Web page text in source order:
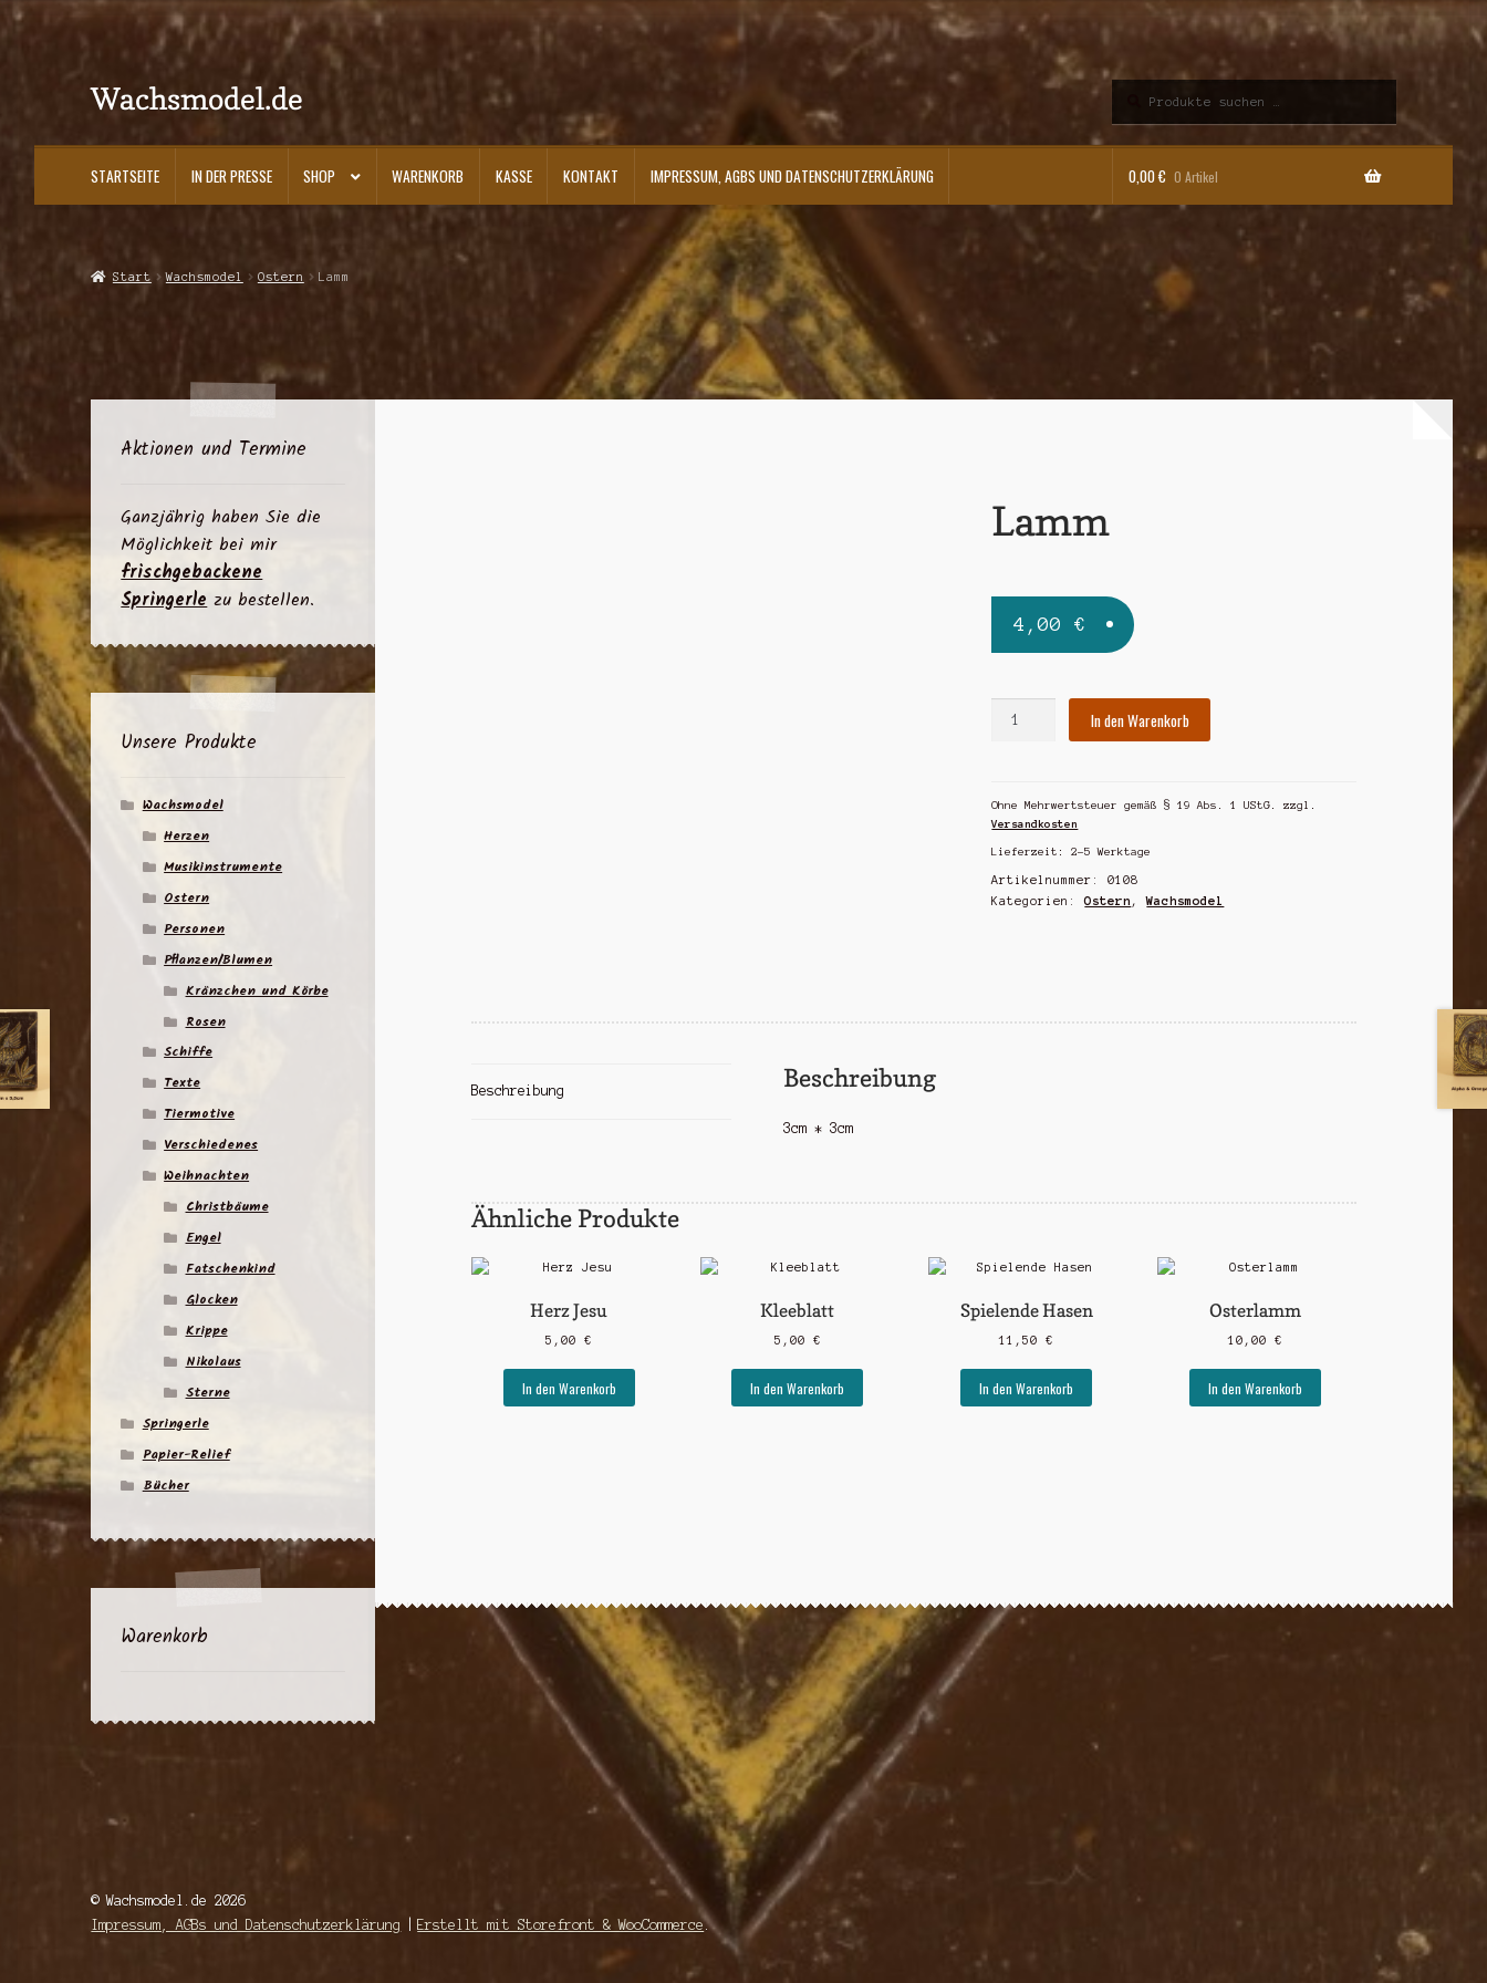
Zur
Navigation
Zum
Inhalt
Wachsmodel.de
nach:
STARTSEITE IN DER PRESSE SHOP WARENKORB KASSE KONTAKT IMPRESSUM, AGBS UND DATENSCHUTZERKLÄRUNG
Versandarten WarenkorbWiderrufsbelehrung
0,00€ 0 Artikel
Start Wachsmodel Ostern Lamm
Lamm
4,00 €
In den Warenkorb
Ohne Mehrwertsteuer gemäß § 19 Abs. 1 UStG.
zzgl.
Versandkosten
Lieferzeit:2-5 Werktage
Artikelnummer:0108
Kategorien:Ostern ,Wachsmodel
Beschreibung Beschreibung
3cm * 3cm
Ähnliche Produkte
Herz Jesu
5,00€
In den Warenkorb
Kleeblatt
5,00 €
In den Warenkorb
Spielende Hasen
11,50€
In den Warenkorb
Osterlamm
10,00 €
In den Warenkorb
Aktionen und Termine
Ganzjährig haben Sie die
Möglichkeit bei mir
frischgebackene
Springerlezu bestellen.
Unsere Produkte
Wachsmodel
Herzen
Musikinstrumente
Ostern
Personen
Pflanzen/Blumen
Kränzchen und Körbe
Rosen
Schiffe
Texte
Tiermotive
Verschiedenes
Weihnachten
Christbäume
Engel
Fatschenkind
Glocken
Krippe
Nikolaus
Sterne
Springerle
Papier-Relief
Bücher
Warenkorb
© Wachsmodel.de 2026
Impressum, AGBs und Datenschutzerklärung
Erstellt mit Storefront & WooCommerce.